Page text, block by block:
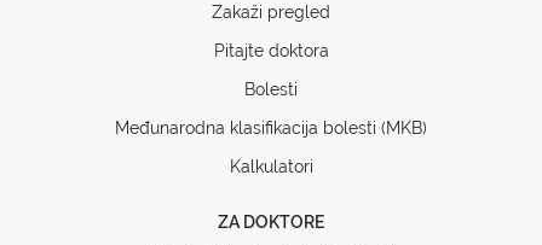
Zakaži pregled
Pitajte doktora
Bolesti
Međunarodna klasifikacija bolesti (MKB)
Kalkulatori
ZA DOKTORE